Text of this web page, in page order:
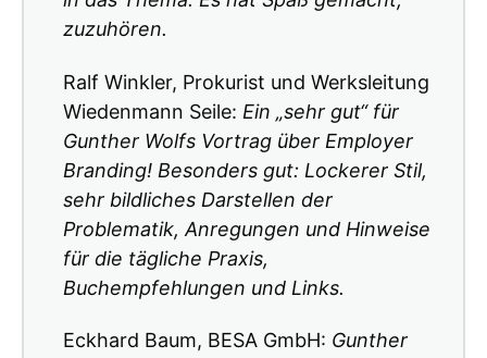
zuzuhören.
Ralf Winkler, Prokurist und Werksleitung
Wiedenmann Seile: Ein „sehr gut“ für
Gunther Wolfs Vortrag über Employer
Branding! Besonders gut: Lockerer Stil,
sehr bildliches Darstellen der
Problematik, Anregungen und Hinweise
für die tägliche Praxis,
Buchempfehlungen und Links.
Eckhard Baum, BESA GmbH: Gunther